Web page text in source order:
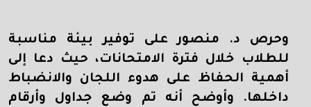
وحرص د. منصور على توفير بيئة مناسبة
للطلاب خلال فترة الامتحانات، حيث دعا إلى
أهمية الحفاظ على هدوء اللجان والانضباط
داخلها. وأوضح أنه تم وضع جداول وأرقام